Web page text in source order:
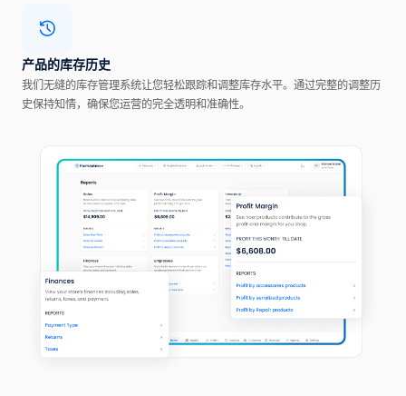
产品的库存历史
我们无缝的库存管理系统让您轻松跟踪和调整库存水平。通过完整的调整历
史保持知情，确保您运营的完全透明和准确性。